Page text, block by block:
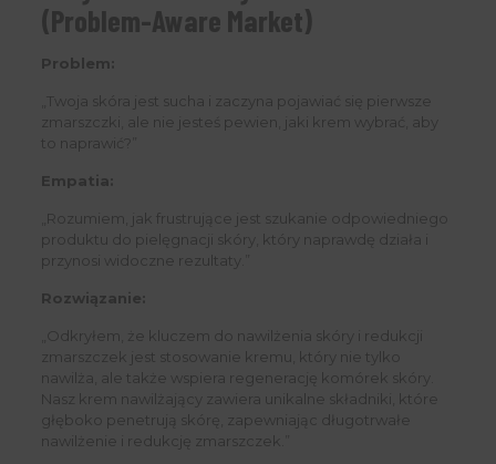
(Problem-Aware Market)
Problem:
„Twoja skóra jest sucha i zaczyna pojawiać się pierwsze
zmarszczki, ale nie jesteś pewien, jaki krem wybrać, aby
to naprawić?”
Empatia:
„Rozumiem, jak frustrujące jest szukanie odpowiedniego
produktu do pielęgnacji skóry, który naprawdę działa i
przynosi widoczne rezultaty.”
Rozwiązanie:
„Odkryłem, że kluczem do nawilżenia skóry i redukcji
zmarszczek jest stosowanie kremu, który nie tylko
nawilża, ale także wspiera regenerację komórek skóry.
Nasz krem nawilżający zawiera unikalne składniki, które
głęboko penetrują skórę, zapewniając długotrwałe
nawilżenie i redukcję zmarszczek.”